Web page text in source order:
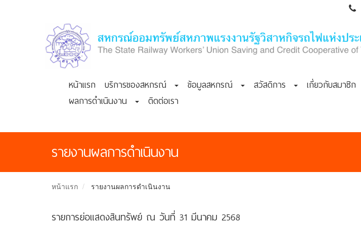
หน้าแรก บริการของสหกรณ์ ข้อมูลสหกรณ์ สวัสดิการ เกี่ยวกับสมาชิก
ผลการดำเนินงาน
ติดต่อเรา
รายงานผลการดำเนินงาน
หน้าแรก รายงานผลการดำเนินงาน
รายการย่อแสดงสินทรัพย์ ณ วันที่ 31 มีนาคม 2568